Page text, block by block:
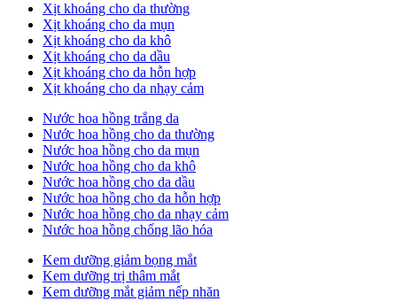
Xịt khoáng cho da thường
Xịt khoáng cho da mụn
Xịt khoáng cho da khô
Xịt khoáng cho da dầu
Xịt khoáng cho da hỗn hợp
Xịt khoáng cho da nhạy cảm
Nước hoa hồng trắng da
Nước hoa hồng cho da thường
Nước hoa hồng cho da mụn
Nước hoa hồng cho da khô
Nước hoa hồng cho da dầu
Nước hoa hồng cho da hỗn hợp
Nước hoa hồng cho da nhạy cảm
Nước hoa hồng chống lão hóa
Kem dưỡng giảm bọng mắt
Kem dưỡng trị thâm mắt
Kem dưỡng mắt giảm nếp nhăn